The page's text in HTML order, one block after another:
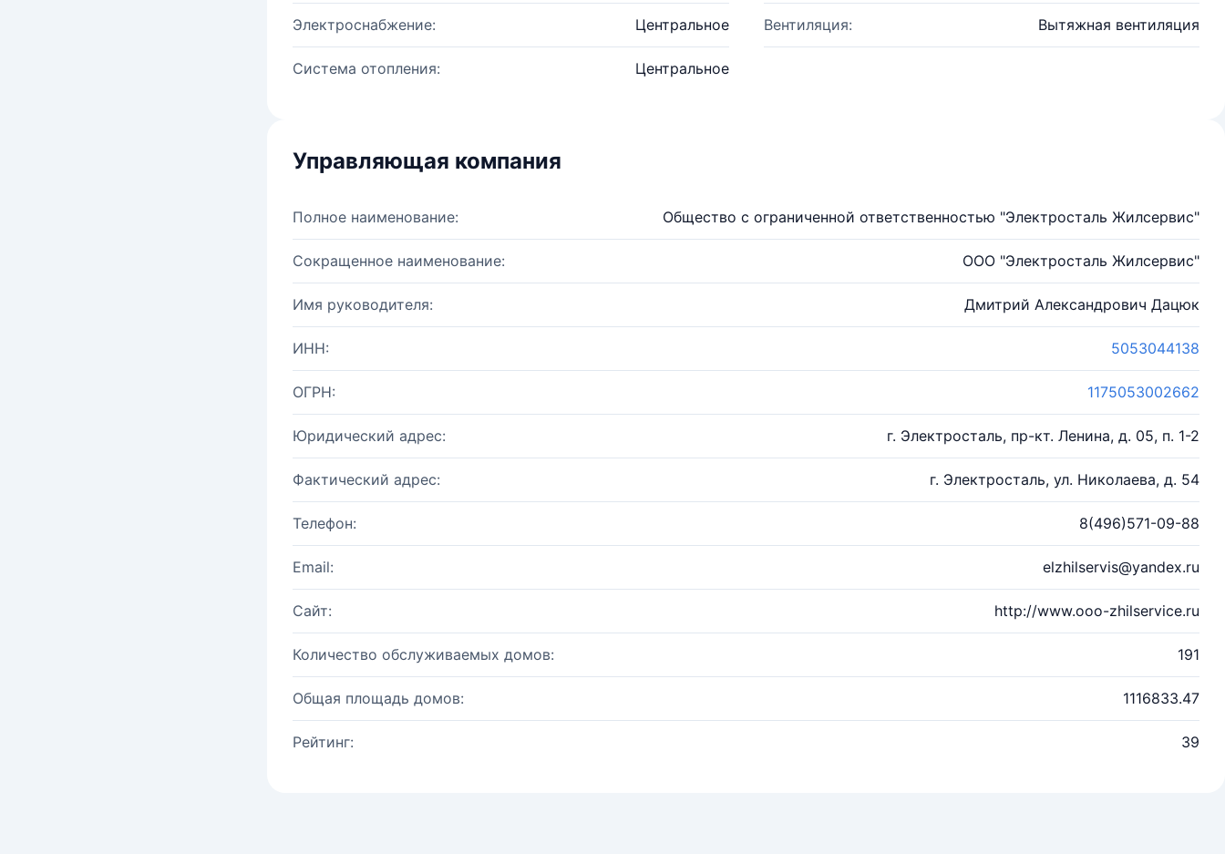
Электроснабжение: Центральное Вентиляция: Вытяжная вентиляция
Система отопления: Центральное
Управляющая компания
Полное наименование: Общество с ограниченной ответственностью "Электросталь Жилсервис"
Сокращенное наименование: ООО "Электросталь Жилсервис"
Имя руководителя: Дмитрий Александрович Дацюк
ИНН: 5053044138
ОГРН: 1175053002662
Юридический адрес: г. Электросталь, пр-кт. Ленина, д. 05, п. 1-2
Фактический адрес: г. Электросталь, ул. Николаева, д. 54
Телефон: 8(496)571-09-88
Email: elzhilservis@yandex.ru
Сайт: http://www.ooo-zhilservice.ru
Количество обслуживаемых домов: 191
Общая площадь домов: 1116833.47
Рейтинг: 39